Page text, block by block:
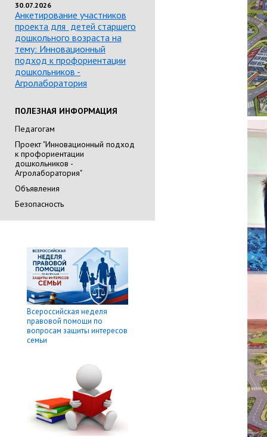
30.07.2026
Анкетирование участников
проекта для детей старшего
дошкольного возраста на
тему: Инновационный
подход к профориентации
дошкольников -
Агролаборатория
ПОЛЕЗНАЯ ИНФОРМАЦИЯ
Педагогам
Проект "Инновационный подход
к профориентации
дошкольников -
Агролаборатория"
Объявления
Безопасность
Всероссийская неделя
правовой помощи по
вопросам защиты интересов
семьи